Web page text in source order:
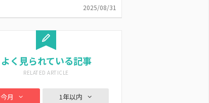
2025/08/31
よく見られている記事
今月 1年以内